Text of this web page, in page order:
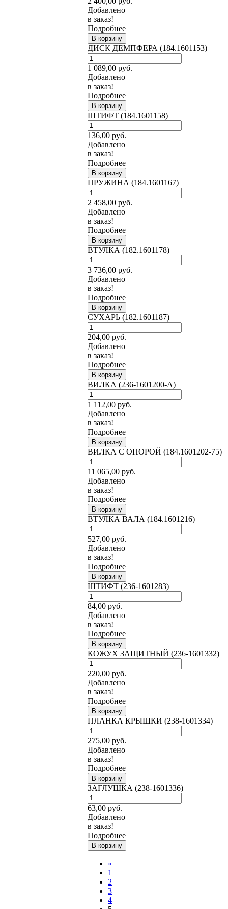
Добавлено
в заказ!
Подробнее
В корзину
ДИСК ДЕМПФЕРА (184.1601153)
1 089,00 руб.
Добавлено
в заказ!
Подробнее
В корзину
ШТИФТ (184.1601158)
136,00 руб.
Добавлено
в заказ!
Подробнее
В корзину
ПРУЖИНА (184.1601167)
2 458,00 руб.
Добавлено
в заказ!
Подробнее
В корзину
ВТУЛКА (182.1601178)
3 736,00 руб.
Добавлено
в заказ!
Подробнее
В корзину
СУХАРЬ (182.1601187)
204,00 руб.
Добавлено
в заказ!
Подробнее
В корзину
ВИЛКА (236-1601200-А)
1 112,00 руб.
Добавлено
в заказ!
Подробнее
В корзину
ВИЛКА С ОПОРОЙ (184.1601202-75)
11 065,00 руб.
Добавлено
в заказ!
Подробнее
В корзину
ВТУЛКА ВАЛА (184.1601216)
527,00 руб.
Добавлено
в заказ!
Подробнее
В корзину
ШТИФТ (236-1601283)
84,00 руб.
Добавлено
в заказ!
Подробнее
В корзину
КОЖУХ ЗАЩИТНЫЙ (236-1601332)
220,00 руб.
Добавлено
в заказ!
Подробнее
В корзину
ПЛАНКА КРЫШКИ (238-1601334)
275,00 руб.
Добавлено
в заказ!
Подробнее
В корзину
ЗАГЛУШКА (238-1601336)
63,00 руб.
Добавлено
в заказ!
Подробнее
В корзину
«
1
2
3
4